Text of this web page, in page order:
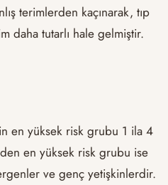
terimlerden kaçınarak, tıp
daha tutarlı hale gelmiştir.
en yüksek risk grubu 1 ila 4
en yüksek risk grubu ise
ve genç yetişkinlerdir.